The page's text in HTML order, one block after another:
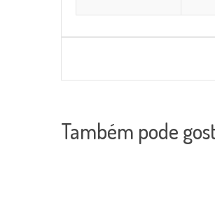
Também pode